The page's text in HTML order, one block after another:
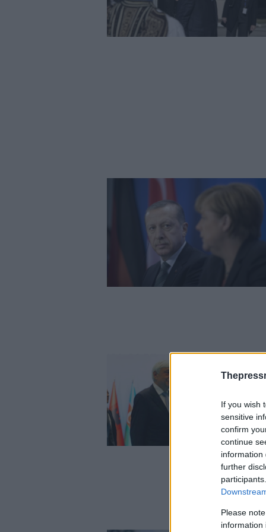
If you wish
sensitive
confirm
continue
information
further
Please
information